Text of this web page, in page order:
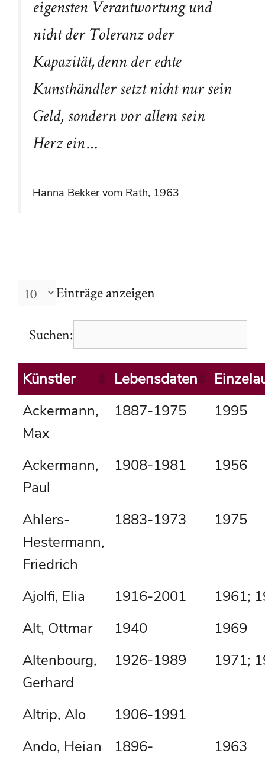
eigensten Verantwortung und
nicht der Toleranz oder
Kapazität, denn der echte
Kunsthändler setzt nicht nur sein
Geld, sondern vor allem sein
Herz ein …
Hanna Bekker vom Rath, 1963
Einträge anzeigen
Suchen:
Künstler Lebensdaten
Ackermann,
Max
1887-1975 1995
Ackermann,
Paul
1908-1981 1956
Ahlers-
Hestermann,
Friedrich
1883-1973 1975
Ajolfi, Elia 1916-2001
1961;
Alt, Ottmar
1940
1969
Altenbourg,
Gerhard
1926-1989 1971;
Altrip, Alo
1906-1991
Ando, Heian
1896- 1963